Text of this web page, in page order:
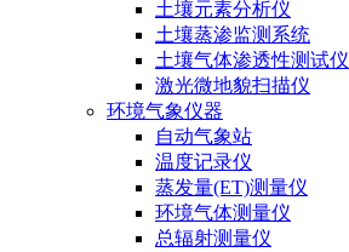
土壤元素分析仪
土壤蒸渗监测系统
土壤气体渗透性测试仪
激光微地貌扫描仪
环境气象仪器
自动气象站
温度记录仪
蒸发量(ET)测量仪
环境气体测量仪
总辐射测量仪